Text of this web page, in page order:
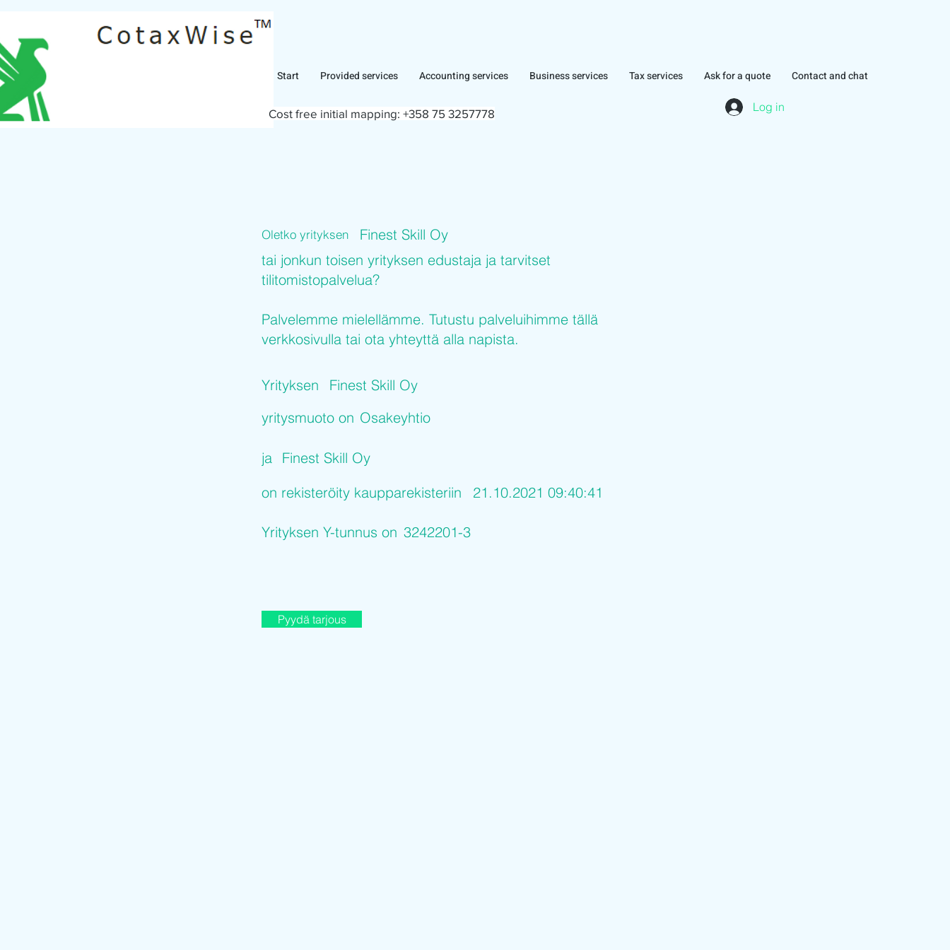
Start Provided services Accounting services Business services Tax services Ask for a quote Contact and chat
Log in
Cost free initial mapping: +358 75 3257778
Oletko yrityksen
tai jonkun toisen yrityksen edustaja ja tarvitset
tilitomistopalvelua?
Palvelemme mielellämme. Tutustu palveluihimme tällä
verkkosivulla tai ota yhteyttä alla napista.
Yrityksen
Osakeyhtio
yritysmuoto on
ja Finest Skill Oy
on rekisteröity kaupparekisteriin
21.10.2021 09:40:41
Yrityksen Y-tunnus on 3242201-3
Pyydä tarjous
Finest Skill Oy
Finest Skill Oy